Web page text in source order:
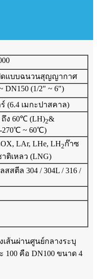
ดแบบฉนวนสุญญากาศ
DN150 (1/2" ~ 6")
(6.4 เมกะปาสคาล)
ง 60℃ (LH)2&
270℃ ~ 60℃)
LAr, LHe, LH2ก๊าซ
ติเหลว (LNG)
สสตีล 304 / 304L / 316 /
เส้นผ่านศูนย์กลางระบุ
100 คือ DN100 ขนาด 4